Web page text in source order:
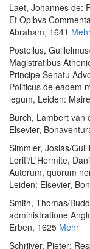
Laet, Johannes de:
Et Opibvs
Abraham, 1641
Postellus, Guillelmus
Magistratibus
Principe Senatu
Politicus de eadem
legum, Leiden:
Burch, Lambert van
Elsevier,
Simmler, Josias/
Loriti/L'Hermite,
Autorum, quorum
Leiden: Elsevier,
Smith, Thomas/
administratione
Erben, 1625 Mehr
Schrijver, Pieter: